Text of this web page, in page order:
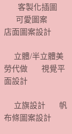
🌿客製化插圖
🌿可愛圖案 🌿
店面圖案設計
🌿立體/半立體美
勞代做 🌿視覺平
面設計
🌿立旗設計 🌿帆
布條圖案設計